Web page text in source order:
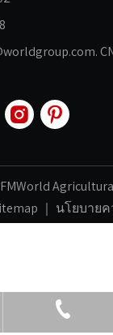
+86 15906103178
+86-511-86349102
FMWorld
｜ นโยบาย